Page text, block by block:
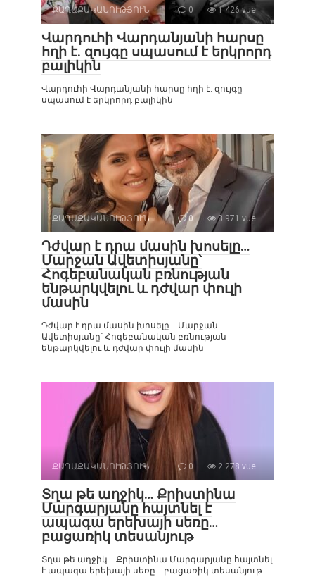
ՔԱՂԱՔԱԿԱՆՈՒԹՅՈՒՆ 0 1 426 vue
Վարդուհի Վարդանյանի հարսը
հղի է. զույգը սպասում է երկրորդ
բալիկին
Վարդուհի Վարդանյանի հարսը հղի է. զույգը
սպասում է երկրորդ բալիկին
ՔԱՂԱՔԱԿԱՆՈՒԹՅՈՒՆ 0 3 971 vue
Դժվար է դրա մասին խոսելը…
Մարջան Ավետիսյանը՝
Հոգեբանական բռնության
ենթարկվելու և դժվար փուլի
մասին
Դժվար է դրա մասին խոսելը… Մարջան
Ավետիսյանը՝ Հոգեբանական բռնության
ենթարկվելու և դժվար փուլի մասին
ՔԱՂԱՔԱԿԱՆՈՒԹՅՈՒՆ 0 2 278 vue
Տղա թե աղջիկ… Քրիստինա
Մարգարյանը հայտնել է
ապագա երեխայի սեռը…
բացառիկ տեսանյութ
Տղա թե աղջիկ… Քրիստինա Մարգարյանը հայտնել
է ապագա երեխայի սեռը… բացառիկ տեսանյութ